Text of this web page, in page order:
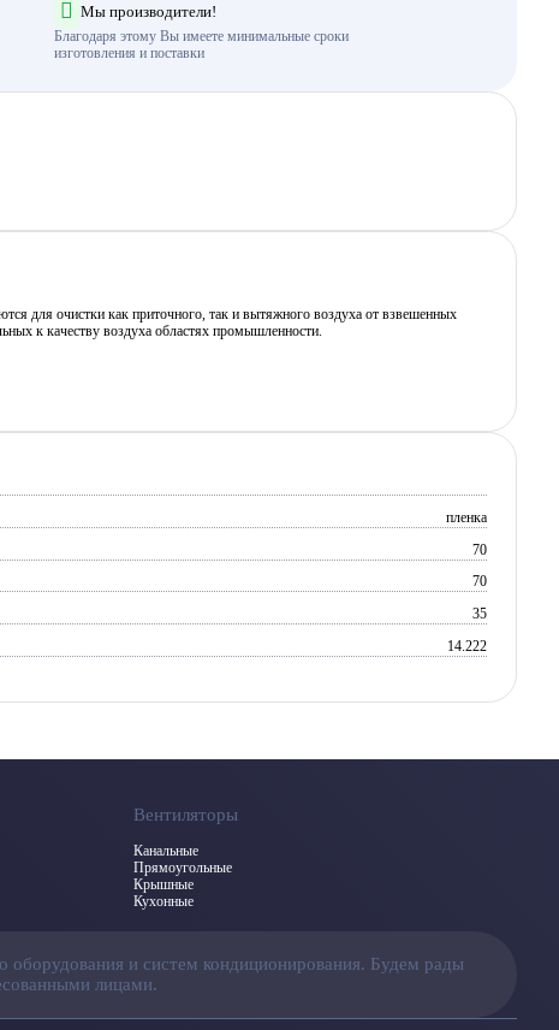
Мы производители!
Благодаря этому Вы имеете минимальные сроки
изготовления и поставки
для очистки как приточного, так и вытяжного воздуха от взвешенных
к качеству воздуха областях промышленности.
пленка
70
70
35
14.222
Вентиляторы
Канальные
Прямоугольные
Крышные
Кухонные
оборудования и систем кондиционирования. Будем рады
лицами.